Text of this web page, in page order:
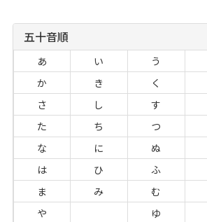
五十音順
あ い う
か
き く
さ
し す
た
ち つ
な
に ぬ
は
ひ ふ
ま
み む
や
ゆ